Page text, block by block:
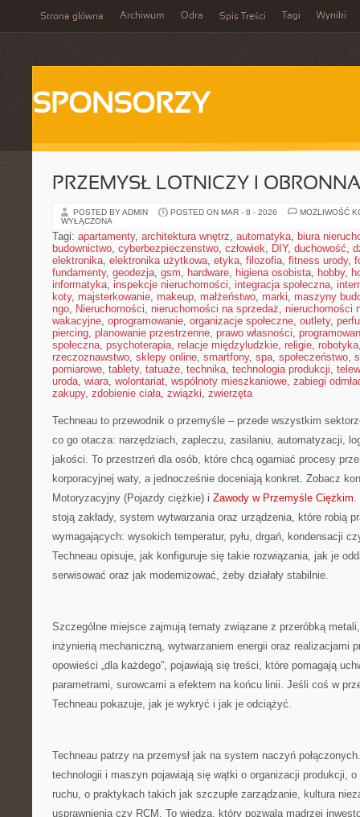
Strona główna Archiwum Odra Spis Treści Tagi Wyniki
SPONSORZY
PRZEMYSŁ LOTNICZY I
POSTED BY ADMIN POSTED ON MAR - 8 - 2026
MOŻLIWOŚĆ
WYŁĄCZONA
Tagi: apartamenty, architektura wnętrz, automatyka, biura
budownictwo, cyberbezpieczenstwo, człowiek, DIY, duchowość,
elektronika, elektronika użytkowa, etyka, filozofia, fitness urody,
fundamenty, geodezja, gsm, hardware, higiena osobista, hobby,
informatyka, inspekcje nieruchomości, integracja społeczna,
koty, majsterkowanie, makeup, małżeństwo, marki, maszyny
ngo, Nieruchomości, nieruchomości na sprzedaż, nieruchomości
wakacyjne, oprogramowanie, organizacje społeczne, outlety,
piercing, planowanie przestrzenne, prawo własności,
społeczna, psychoterapia, relacje międzyludzkie, religie, robotyka
rzeczoznawstwo, sklepy online, smartfony, spa, społeczeństwo,
pomiarowe, tablety, tatuaże, technika, technologia produkcji,
uroda, wiara, wolontariat, wspólnoty mieszkaniowe, zabiegi
zakupy, zdobienie ciała, związki, zwierzęta
Techneau to przewodnik o przemyśle – przede wszystkim
co go otacza: narzędziach, zapleczu, zasilaniu, automatyzacji,
jakości. To przestrzeń dla osób, które chcą ogarniać procesy
korporacyjnej waty, a jednocześnie doceniają konkret. Zobacz
Motoryzacyjny (Pojazdy ciężkie) i Zawody w Przemyśle Ciężkim.
stoją zakłady, system wytwarzania oraz urządzenia, które robią
wymagających: wysokich temperatur, pyłu, drgań, kondensacji
Techneau opisuje, jak konfiguruje się takie rozwiązania, jak je
serwisować oraz jak modernizować, żeby działały stabilnie.
Szczególne miejsce zajmują tematy związane z przeróbką
inżynierią mechaniczną, wytwarzaniem energii oraz realizacjami
opowieści „dla każdego”, pojawiają się treści, które pomagają
parametrami, surowcami a efektem na końcu linii. Jeśli coś w
Techneau pokazuje, jak je wykryć i jak je odciążyć.
Techneau patrzy na przemysł jak na system naczyń
technologii i maszyn pojawiają się wątki o organizacji produkcji, o
ruchu, o praktykach takich jak szczupłe zarządzanie, kultura
usprawnienia czy RCM. To wiedza, który pozwala mądrzej